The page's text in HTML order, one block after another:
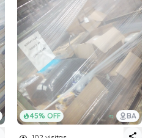
45% OFF BA